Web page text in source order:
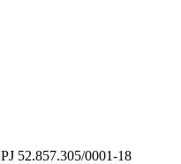
52.857.305/0001-18